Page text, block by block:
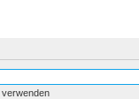
verwenden